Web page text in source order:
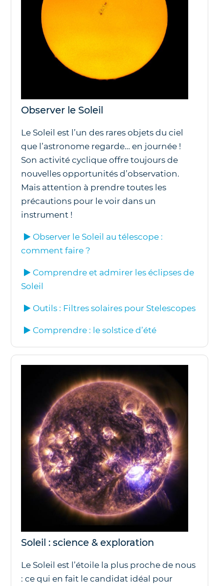
Observer le Soleil
Le Soleil est l’un des rares objets du ciel
que l’astronome regarde… en journée !
Son activité cyclique offre toujours de
nouvelles opportunités d’observation.
Mais attention à prendre toutes les
précautions pour le voir dans un
instrument !
Observer le Soleil au télescope :
comment faire ?
Comprendre et admirer les éclipses de
Soleil
Outils : Filtres solaires pour Stelescopes
Comprendre : le solstice d’été
Soleil : science & exploration
Le Soleil est l’étoile la plus proche de nous
: ce qui en fait le candidat idéal pour